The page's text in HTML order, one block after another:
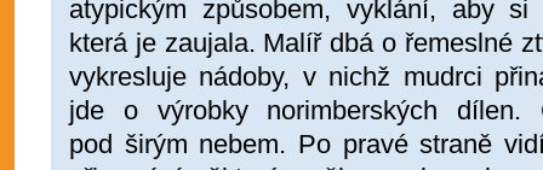
atypickým způsobem, vyklání, aby si
která je zaujala. Malíř dbá o řemeslné
vykresluje nádoby, v nichž mudrci
jde o výrobky norimberských dílen.
pod širým nebem. Po pravé straně